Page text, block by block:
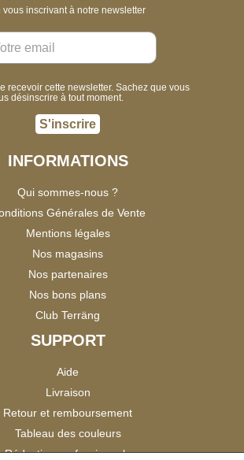
vous inscrivant à notre newsletter
recevoir cette newsletter. Sachez que vous
désinscrire à tout moment.
S'inscrire
INFORMATIONS
Qui sommes-nous ?
Générales de Vente
Mentions légales
Nos magasins
Nos partenaires
Nos bons plans
Club Terräng
SUPPORT
Aide
Livraison
Retour et remboursement
Tableau des couleurs
Réduction professionnels